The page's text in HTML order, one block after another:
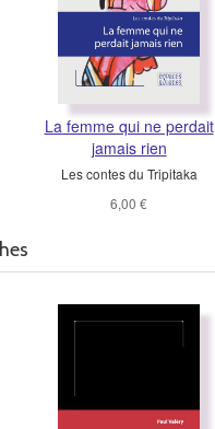
La femme qui ne perdait
jamais rien
Les contes du Tripitaka
6,00 €